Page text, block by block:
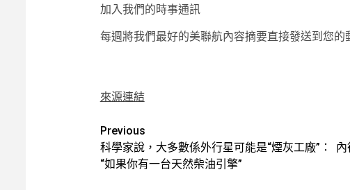
加入我們的時事通訊
每週將我們最好的美聯航內容摘要直接發送到您的
來源連結
Post
navigation
Previous
科學家說，大多數係外行星可能是“煙灰工廠”：
“如果你有一台天然柴油引擎”